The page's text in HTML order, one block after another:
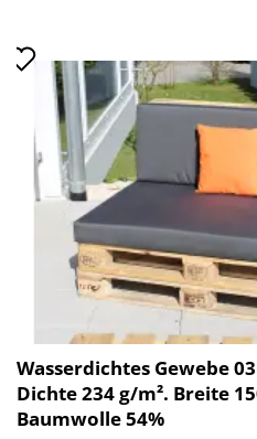
Wasserdichtes Gewebe
Dichte 234 g/m². Breite
Baumwolle 54%